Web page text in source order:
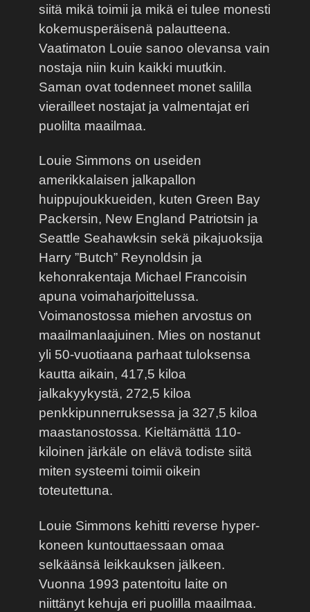
siitä mikä toimii ja mikä ei tulee monesti
kokemusperäisenä palautteena.
Vaatimaton Louie sanoo olevansa vain
nostaja niin kuin kaikki muutkin.
Saman ovat todenneet monet salilla
vierailleet nostajat ja valmentajat eri
puolilta maailmaa.
Louie Simmons on useiden
amerikkalaisen jalkapallon
huippujoukkueiden, kuten Green Bay
Packersin, New England Patriotsin ja
Seattle Seahawksin sekä pikajuoksija
Harry ”Butch” Reynoldsin ja
kehonrakentaja Michael Francoisin
apuna voimaharjoittelussa.
Voimanostossa miehen arvostus on
maailmanlaajuinen. Mies on nostanut
yli 50-vuotiaana parhaat tuloksensa
kautta aikain, 417,5 kiloa
jalkakyykystä, 272,5 kiloa
penkkipunnerruksessa ja 327,5 kiloa
maastanostossa. Kieltämättä 110-
kiloinen järkäle on elävä todiste siitä
miten systeemi toimii oikein
toteutettuna.
Louie Simmons kehitti reverse hyper-
koneen kuntouttaessaan omaa
selkäänsä leikkauksen jälkeen.
Vuonna 1993 patentoitu laite on
niittänyt kehuja eri puolilla maailmaa.